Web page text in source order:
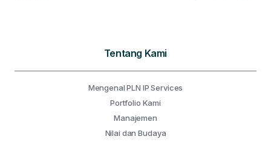
Tentang Kami
Mengenal PLN IP Services
Portfolio Kami
Manajemen
Nilai dan Budaya